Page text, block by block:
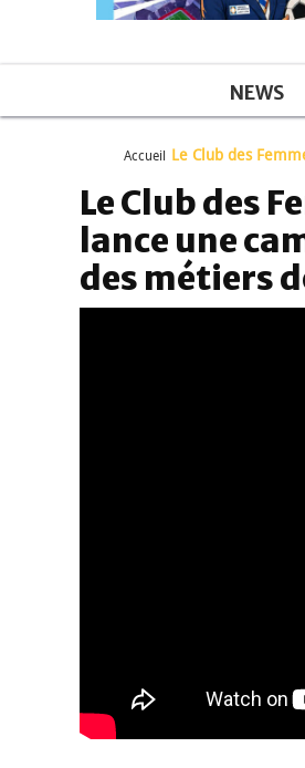
NEWS
Accueil Le Club des
Le Club des
lance une
des métiers